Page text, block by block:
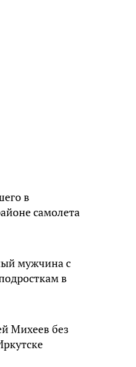
в
самолета
мужчина с
в
Михеев без